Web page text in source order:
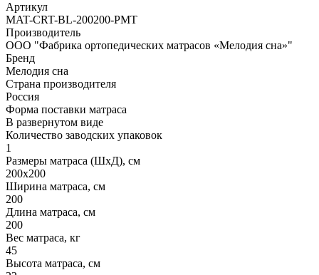
Артикул
MAT-CRT-BL-200200-PMT
Производитель
ООО "Фабрика ортопедических матрасов «Мелодия сна»"
Бренд
Мелодия сна
Страна производителя
Россия
Форма поставки матраса
В развернутом виде
Количество заводских упаковок
1
Размеры матраса (ШхД), см
200х200
Ширина матраса, см
200
Длина матраса, см
200
Вес матраса, кг
45
Высота матраса, см